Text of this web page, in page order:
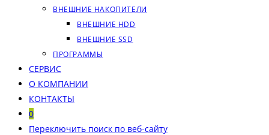
ВНЕШНИЕ НАКОПИТЕЛИ
ВНЕШНИЕ HDD
ВНЕШНИЕ SSD
ПРОГРАММЫ
СЕРВИС
О КОМПАНИИ
КОНТАКТЫ
0
Переключить поиск по веб-сайту